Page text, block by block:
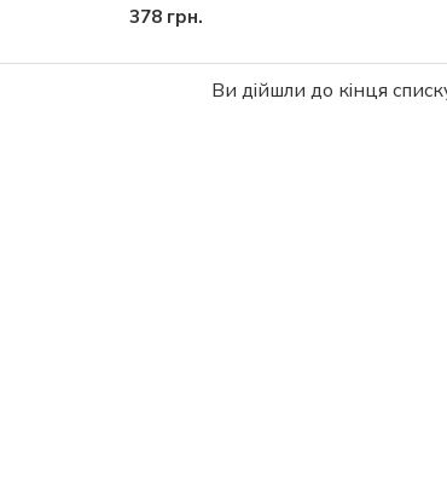
378 грн.
Ви дійшли до кінця